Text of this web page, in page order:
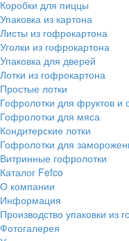
Коробки для пиццы
Упаковка из картона
Листы из гофрокартона
Уголки из гофрокартона
Упаковка для дверей
Лотки из гофрокартона
Простые лотки
Гофролотки для фруктов и
Гофролотки для мяса
Кондитерские лотки
Гофролотки для
Витринные гофролотки
Каталог Fefco
О компании
Информация
Производство упаковки из
Фотогалерея